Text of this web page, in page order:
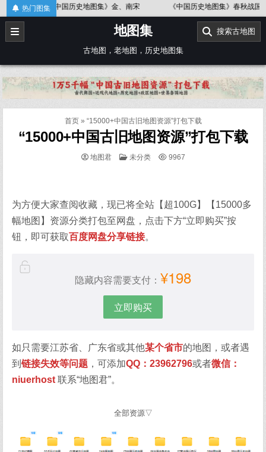
Skip
to
content
热门图集
《中国历史地图集》金、南宋 《中国历史地图集》春秋战国
地图集
古地图，老地图，历史地图集
搜索古地图
首页» “15000+中国古旧地图资源”打包下载
“15000+中国古旧地图资源”打包下载
地图君
POSTED
未分类 9967
为方便大家查阅收藏，现已将全站【超100G】【15000多
幅地图】资源分类打包至网盘，点击下方“立即购买”按
钮，即可获取 百度网盘分享链接。
隐藏内容需要支付： ¥198
立即购买
如只需要江苏省、广东省或其他某个省市的地图，或者遇
到链接失效等问题 ，可添加QQ：23962796或者微信：
niuerhost 联系“地图君”。
全部资源▽